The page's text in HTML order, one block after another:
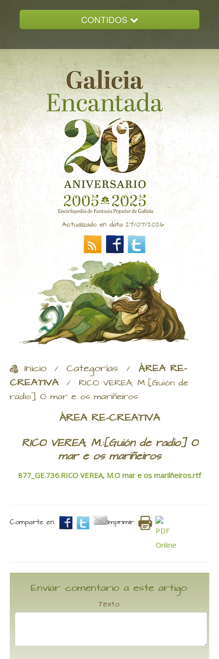
CONTIDOS
GALICIA ENCANTADA
DOCUMENTACION
NOVAS
CONTACTO
Actualizado en data 27/07/2026
Inicio / Categorías / ÁREA RE-
CREATIVA / RICO VEREA, M.:[Guión de
radio] O mar e os mariñeiros
ÁREA RE-CREATIVA
RICO VEREA, M.:[Guión de radio] O
mar e os mariñeiros
877_GE.736.RICO VEREA, M.O mar e os marilñeiros.rtf
Comparte en. Imprimir.
Enviar comentario a este artigo:
Texto: